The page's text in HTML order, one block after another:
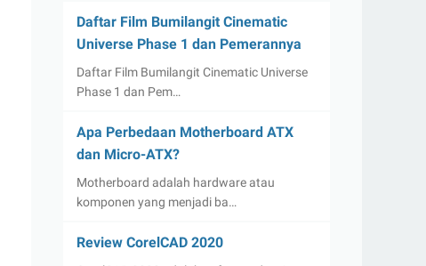
Daftar Film Bumilangit Cinematic
Universe Phase 1 dan Pemerannya
Daftar Film Bumilangit Cinematic Universe
Phase 1 dan Pem…
Apa Perbedaan Motherboard ATX
dan Micro-ATX?
Motherboard adalah hardware atau
komponen yang menjadi ba…
Review CorelCAD 2020